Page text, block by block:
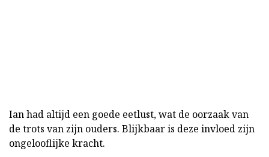
Ian had altijd een goede eetlust, wat de oorzaak van
de trots van zijn ouders. Blijkbaar is deze invloed zijn
ongelooflijke kracht.